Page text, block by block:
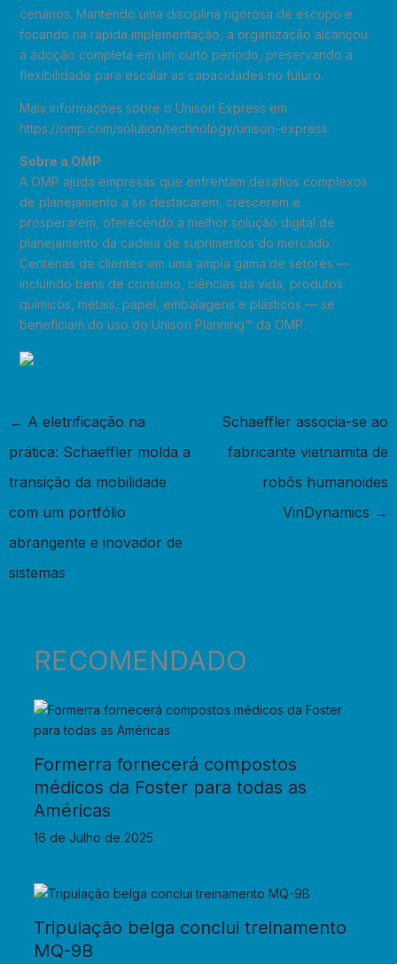
cenários. Mantendo uma disciplina rigorosa de escopo e
focando na rápida implementação, a organização alcançou
a adoção completa em um curto período, preservando a
flexibilidade para escalar as capacidades no futuro.
Mais informações sobre o Unison Express em
https://omp.com/solution/technology/unison-express
Sobre a OMP
A OMP ajuda empresas que enfrentam desafios complexos
de planejamento a se destacarem, crescerem e
prosperarem, oferecendo a melhor solução digital de
planejamento da cadeia de suprimentos do mercado.
Centenas de clientes em uma ampla gama de setores —
incluindo bens de consumo, ciências da vida, produtos
químicos, metais, papel, embalagens e plásticos — se
beneficiam do uso do Unison Planning™ da OMP.
← A eletrificação na
prática: Schaeffler molda a
transição da mobilidade
com um portfólio
abrangente e inovador de
sistemas
Schaeffler associa-se ao
fabricante vietnamita de
robôs humanoides
VinDynamics →
RECOMENDADO
Formerra fornecerá compostos
médicos da Foster para todas as
Américas
16 de Julho de 2025
Tripulação belga conclui treinamento
MQ-9B